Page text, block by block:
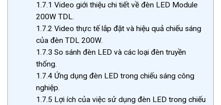
1.7.1 Video giới thiệu chi tiết về đèn LED Module
200W TDL.
1.7.2 Video thực tế lắp đặt và hiệu quả chiếu sáng
của đèn TDL 200W.
1.7.3 So sánh đèn LED và các loại đèn truyền
thống.
1.7.4Ứng dụng đèn LED trong chiếu sáng công
nghiệp.
1.7.5 Lợi ích của việc sử dụng đèn LED trong chiếu